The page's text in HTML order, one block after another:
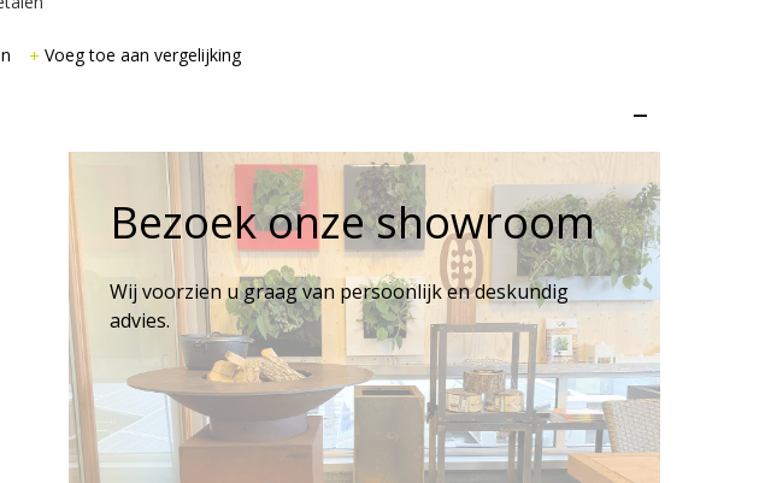
Voeg toe aan vergelijking
–
Bezoek onze showroom
Wij voorzien u graag van persoonlijk en deskundig
advies.